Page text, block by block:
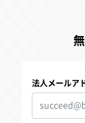
法人メールア